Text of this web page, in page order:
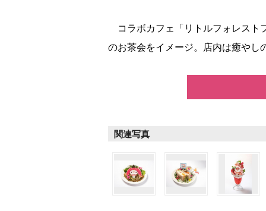
コラボカフェ「リトルフォレスト
のお茶会をイメージ。店内は癒やし
関連写真